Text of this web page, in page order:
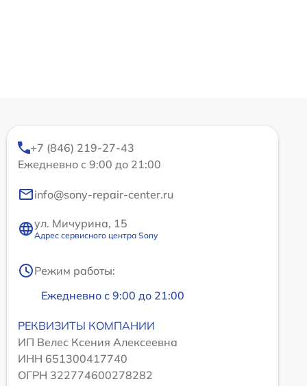
+7 (846) 219-27-43
Ежедневно с 9:00 до 21:00
info@sony-repair-center.ru
ул. Мичурина, 15
Адрес сервисного центра Sony
Режим работы:
Ежедневно с 9:00 до 21:00
РЕКВИЗИТЫ КОМПАНИИ
ИП Велес Ксения Алексеевна
ИНН 651300417740
ОГРН 322774600278282